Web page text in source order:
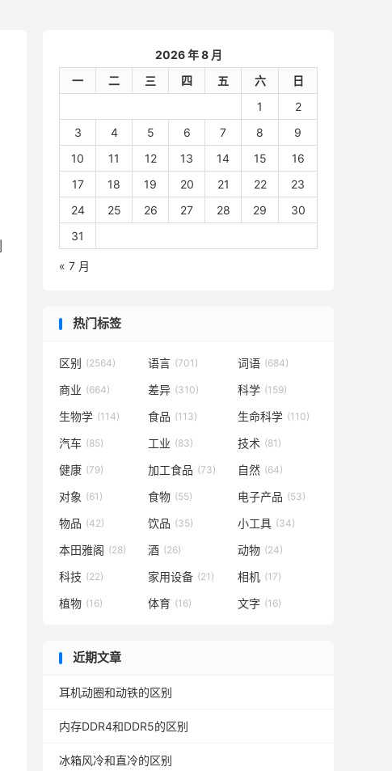
2026 年 8 月
一
二 三 四 五 六
日
1
2
3
4 5 6 7 8
9
10
11 12 13 14 15
16
17
18 19 20 21 22
23
24
25 26 27 28 29
30
31
« 7 月
热门标签
区别 (2564) 语言 (701) 词语 (684)
商业 (664) 差异 (310) 科学 (159)
生物学 (114) 食品 (113) 生命科学 (110)
汽车 (85) 工业 (83) 技术 (81)
健康 (79) 加工食品 (73) 自然 (64)
对象 (61) 食物 (55) 电子产品 (53)
物品 (42) 饮品 (35) 小工具 (34)
本田雅阁 (28) 酒 (26) 动物 (24)
科技 (22) 家用设备 (21) 相机 (17)
植物 (16) 体育 (16) 文字 (16)
近期文章
耳机动圈和动铁的区别
内存DDR4和DDR5的区别
冰箱风冷和直冷的区别